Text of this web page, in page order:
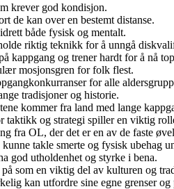
krever god kondisjon.
de kan over en bestemt distanse.
både fysisk og mentalt.
riktig teknikk for å unngå
kappgang og trener hardt for å nå
mosjonsgren for folk flest.
for alle
tradisjoner og historie.
kommer fra land med lange
taktikk og strategi spiller en viktig
fra OL, der det er en av de faste
takle smerte og fysisk ubehag
god utholdenhet og styrke i bena.
som en viktig del av kulturen og
kan utfordre sine egne grenser og